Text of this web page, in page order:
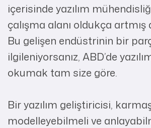
içerisinde yazılım
çalışma alanı oldukça artmış
Bu gelişen endüstrinin bir
ilgileniyorsanız, ABD’de
okumak tam size göre.
Bir yazılım geliştiricisi,
modelleyebilmeli ve